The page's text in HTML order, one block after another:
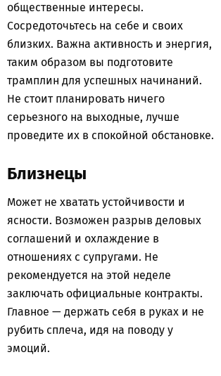
общественные интересы.
Сосредоточьтесь на себе и своих
близких. Важна активность и энергия,
таким образом вы подготовите
трамплин для успешных начинаний.
Не стоит планировать ничего
серьезного на выходные, лучше
проведите их в спокойной обстановке.
Близнецы
Может не хватать устойчивости и
ясности. Возможен разрыв деловых
соглашений и охлаждение в
отношениях с супругами. Не
рекомендуется на этой неделе
заключать официальные контракты.
Главное — держать себя в руках и не
рубить сплеча, идя на поводу у
эмоций.